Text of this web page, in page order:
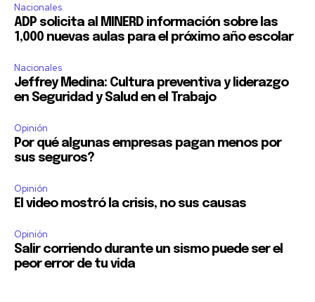
Nacionales
ADP solicita al MINERD información sobre las
1,000 nuevas aulas para el próximo año escolar
Nacionales
Jeffrey Medina: Cultura preventiva y liderazgo
en Seguridad y Salud en el Trabajo
Opinión
Por qué algunas empresas pagan menos por
sus seguros?
Opinión
El video mostró la crisis, no sus causas
Opinión
Salir corriendo durante un sismo puede ser el
peor error de tu vida